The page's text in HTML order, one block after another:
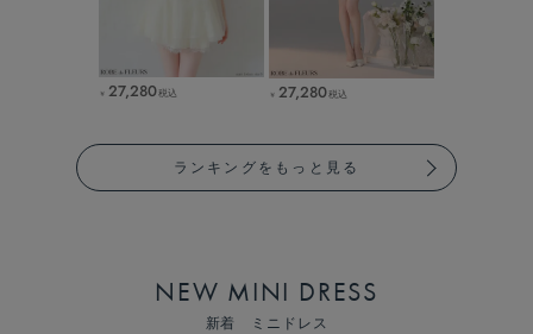
￥ 27,280税込 ￥ 27,280税込
ランキングをもっと見る
NEW MINI DRESS
新着 ミニドレス